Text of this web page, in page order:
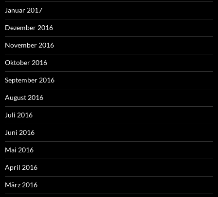
Januar 2017
Dezember 2016
November 2016
Oktober 2016
September 2016
August 2016
Juli 2016
Juni 2016
Mai 2016
April 2016
März 2016